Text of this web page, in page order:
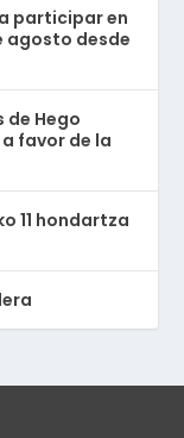
participar en
agosto desde
de Hego
favor de la
11 hondartza